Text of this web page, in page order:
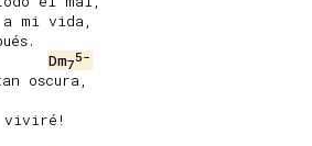
Dm75-